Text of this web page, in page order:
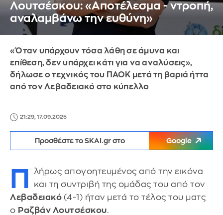
Λουτσέσκου: «Aποτέλεσμα - ντροπή,
αναλαμβάνω την ευθύνη»
«Όταν υπάρχουν τόσα λάθη σε άμυνα και
επίθεση, δεν υπάρχει κάτι για να αναλύσεις»,
δήλωσε ο τεχνικός του ΠΑΟΚ μετά τη βαριά ήττα
από τον Λεβαδειακό στο κύπελλο
21:29, 17.09.2025
Προσθέστε το SKAI.gr στο Google
Π
λήρως απογοητευμένος από την εικόνα
και τη συντριβή της ομάδας του από τον
Λεβαδειακό (4-1) ήταν μετά το τέλος του ματς
ο Ραζβάν Λουτσέσκου.